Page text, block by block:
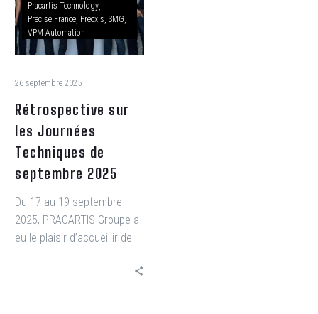
Pracartis Technology
Precise France Precxis SMG
VPM Automation
26 septembre 2025
Rétrospective sur
les Journées
Techniques de
septembre 2025
Du 17 au 19 septembre
2025, PRACARTIS Groupe a
eu le plaisir d’accueillir de
l’occasion de ses Journées